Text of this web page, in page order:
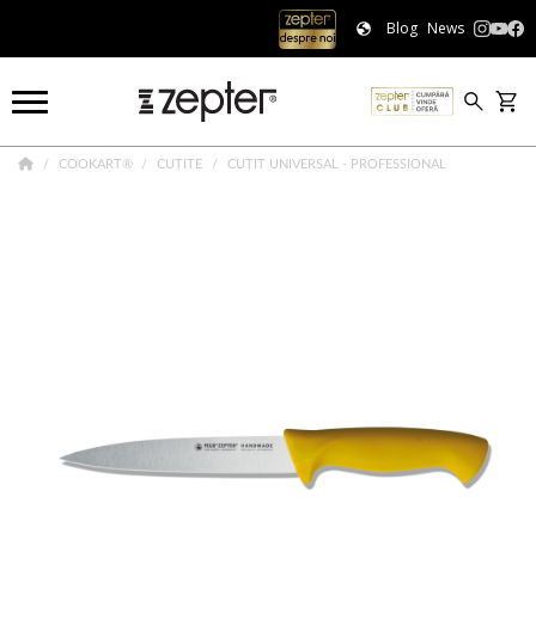
Blog News
COOKART® CUȚITE CUȚIT UNIVERSAL - PROFESSIONAL